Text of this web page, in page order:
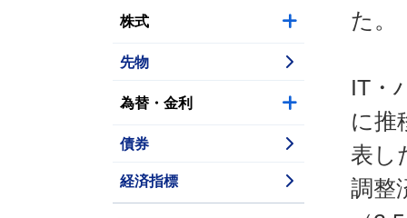
株式
先物
為替・金利
債券
経済指標
た。
IT・
に推
表し
調整